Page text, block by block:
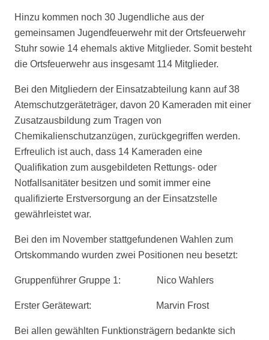
Hinzu kommen noch 30 Jugendliche aus der
gemeinsamen Jugendfeuerwehr mit der Ortsfeuerwehr
Stuhr sowie 14 ehemals aktive Mitglieder. Somit besteht
die Ortsfeuerwehr aus insgesamt 114 Mitglieder.
Bei den Mitgliedern der Einsatzabteilung kann auf 38
Atemschutzgeräteträger, davon 20 Kameraden mit einer
Zusatzausbildung zum Tragen von
Chemikalienschutzanzügen, zurückgegriffen werden.
Erfreulich ist auch, dass 14 Kameraden eine
Qualifikation zum ausgebildeten Rettungs- oder
Notfallsanitäter besitzen und somit immer eine
qualifizierte Erstversorgung an der Einsatzstelle
gewährleistet war.
Bei den im November stattgefundenen Wahlen zum
Ortskommando wurden zwei Positionen neu besetzt:
Gruppenführer Gruppe 1: Nico Wahlers
Erster Gerätewart: Marvin Frost
Bei allen gewählten Funktionsträgern bedankte sich